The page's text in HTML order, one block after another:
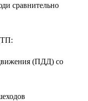
сравнительно
(ПДД) со